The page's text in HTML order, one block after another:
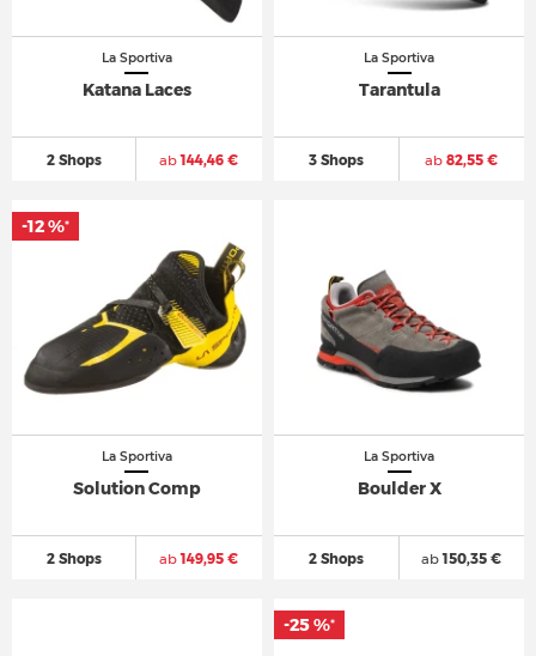
La Sportiva
Katana Laces
2 Shops ab144,46 €
La Sportiva
Tarantula
3 Shops ab 82,55 €
La Sportiva
Solution Comp
2 Shops ab149,95 €
-12 %*
La Sportiva
Boulder X
2 Shops ab150,35 €
-25 %*